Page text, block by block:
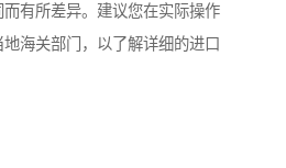
有所差异。建议您在实际操作
海关部门，以了解详细的进口